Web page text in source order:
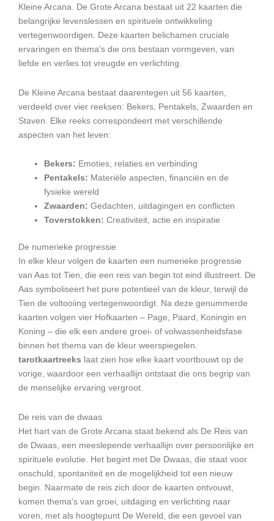
Kleine Arcana. De Grote Arcana bestaat uit 22 kaarten die
belangrijke levenslessen en spirituele ontwikkeling
vertegenwoordigen. Deze kaarten belichamen cruciale
ervaringen en thema's die ons bestaan ​​vormgeven, van
liefde en verlies tot vreugde en verlichting.
De Kleine Arcana bestaat daarentegen uit 56 kaarten,
verdeeld over vier reeksen: Bekers, Pentakels, Zwaarden en
Staven. Elke reeks correspondeert met verschillende
aspecten van het leven:
Bekers: Emoties, relaties en verbinding
Pentakels: Materiële aspecten, financiën en de
fysieke wereld
Zwaarden: Gedachten, uitdagingen en conflicten
Toverstokken: Creativiteit, actie en inspiratie
De numerieke progressie
In elke kleur volgen de kaarten een numerieke progressie
van Aas tot Tien, die een reis van begin tot eind illustreert. De
Aas symboliseert het pure potentieel van de kleur, terwijl de
Tien de voltooiing vertegenwoordigt. Na deze genummerde
kaarten volgen vier Hofkaarten – Page, Paard, Koningin en
Koning – die elk een andere groei- of volwassenheidsfase
binnen het thema van de kleur weerspiegelen.
tarotkaartreeks laat zien hoe elke kaart voortbouwt op de
vorige, waardoor een verhaallijn ontstaat die ons begrip van
de menselijke ervaring vergroot.
De reis van de dwaas
Het hart van de Grote Arcana staat bekend als De Reis van
de Dwaas, een meeslepende verhaallijn over persoonlijke en
spirituele evolutie. Het begint met De Dwaas, die staat voor
onschuld, spontaniteit en de mogelijkheid tot een nieuw
begin. Naarmate de reis zich door de kaarten ontvouwt,
komen thema's van groei, uitdaging en verlichting naar
voren, met als hoogtepunt De Wereld, die een gevoel van